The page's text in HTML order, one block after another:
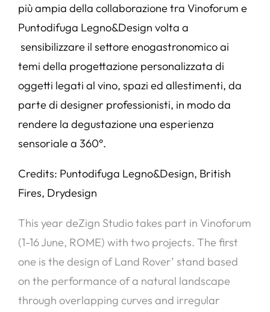
più ampia della collaborazione tra Vinoforum e
Puntodifuga Legno&Design volta a
sensibilizzare il settore enogastronomico ai
temi della progettazione personalizzata di
oggetti legati al vino, spazi ed allestimenti, da
parte di designer professionisti, in modo da
rendere la degustazione una esperienza
sensoriale a 360°.
Credits: Puntodifuga Legno&Design, British
Fires, Drydesign
This year deZign Studio takes part in Vinoforum
(1-16 June, ROME) with two projects. The first
one is the design of Land Rover’ stand based
on the performance of a natural landscape
through overlapping curves and irregular